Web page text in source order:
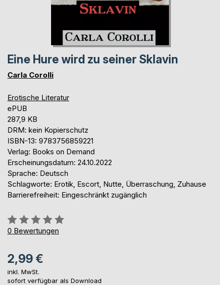
Eine Hure wird zu seiner Sklavin
Carla Corolli
Erotische Literatur
ePUB
287,9 KB
DRM: kein Kopierschutz
ISBN-13: 9783756859221
Verlag: Books on Demand
Erscheinungsdatum: 24.10.2022
Sprache: Deutsch
Schlagworte: Erotik, Escort, Nutte, Überraschung, Zuhause
Barrierefreiheit: Eingeschränkt zugänglich
Bewertung::
0%
0 Bewertungen
2,99 €
inkl. MwSt.
sofort verfügbar als Download